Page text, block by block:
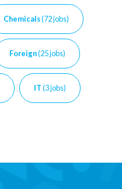
Chemicals(72 jobs)
Foreign(25 jobs)
IT(3 jobs)